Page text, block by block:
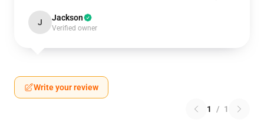
J Jackson
Verified owner
Write your review
1 / 1